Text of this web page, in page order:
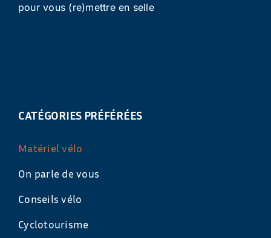
pour vous (re)mettre en selle
CATÉGORIES PRÉFÉRÉES
Matériel vélo
On parle de vous
Conseils vélo
Cyclotourisme